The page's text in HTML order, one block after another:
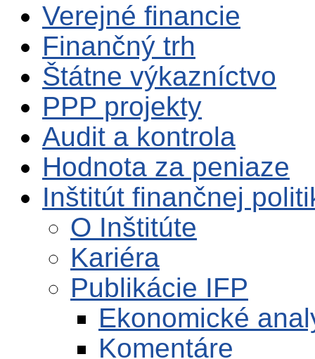
Verejné financie
Finančný trh
Štátne výkazníctvo
PPP projekty
Audit a kontrola
Hodnota za peniaze
Inštitút finančnej
O Inštitúte
Kariéra
Publikácie IFP
Ekonomické
Komentáre